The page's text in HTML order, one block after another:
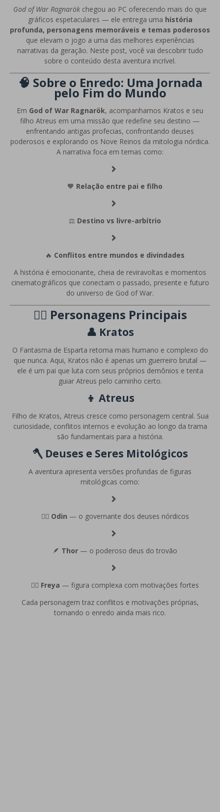
God of War Ragnarök chegou ao PC oferecendo mais do que
gráficos espetaculares — ele entrega uma história
profunda, personagens memoráveis e temas poderosos
que elevam o jogo a uma das melhores experiências
narrativas da geração. Neste post, você vai descobrir tudo
sobre o conteúdo desta aventura incrível.
🧠 Sobre o Enredo: Uma Jornada
pelo Fim do Mundo
Em God of War Ragnarök, acompanhamos Kratos e seu
filho Atreus em uma missão que redefine seu destino —
enfrentando antigas profecias, confrontando deuses
poderosos e explorando os Nove Reinos da mitologia nórdica.
A narrativa foca em temas como:
🧡 Relação entre pai e filho
⚖️ Destino vs livre-arbítrio
🔥 Conflitos entre mundos e divindades
A história é emocionante, cheia de reviravoltas e momentos
cinematográficos que conectam o passado, presente e futuro
do universo de God of War.
🧍‍♂️ Personagens Principais
👤 Kratos
O Fantasma de Esparta retorna mais humano e complexo do
que nunca. Aqui, Kratos não é apenas um guerreiro brutal —
ele é um pai que luta com seus próprios demônios e tenta
guiar Atreus pelo caminho certo.
👦 Atreus
Filho de Kratos, Atreus cresce como personagem central. Sua
curiosidade, conflitos internos e evolução ao longo da trama
são fundamentais para a história.
🪓 Deuses e Seres Mitológicos
A aventura apresenta versões profundas de figuras
mitológicas como:
🧙‍♂️ Odin — o governante dos deuses nórdicos
🪶 Thor — o poderoso deus do trovão
🧝‍♀️ Freya — figura complexa com motivações fortes
Cada personagem traz conflitos e motivações próprias,
tornando o enredo ainda mais rico.